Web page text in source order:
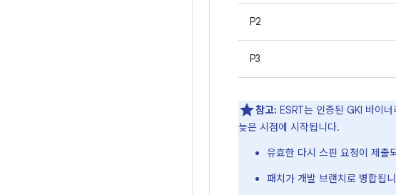
P2
P3
참고: ESRT는 인증된 GKI 바이
늦은 시점에 시작됩니다.
유효한 다시 스핀 요청이 제출
패치가 개발 브랜치로 병합됩